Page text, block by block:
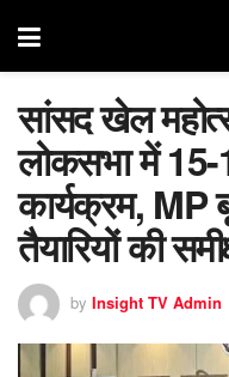
सांसद खेल
लोकसभा में
कार्यक्रम, MP
तैयारियों की
by Insight TV Admin